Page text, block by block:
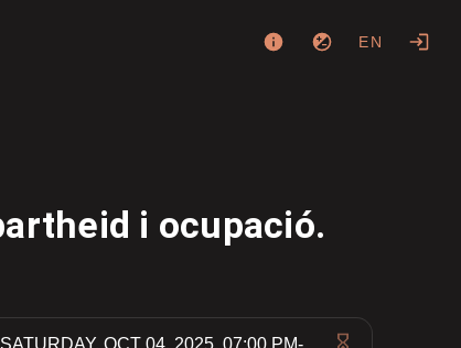
EN
i ocupació.
SATURDAY, OCT 04, 2025, 07:00 PM-